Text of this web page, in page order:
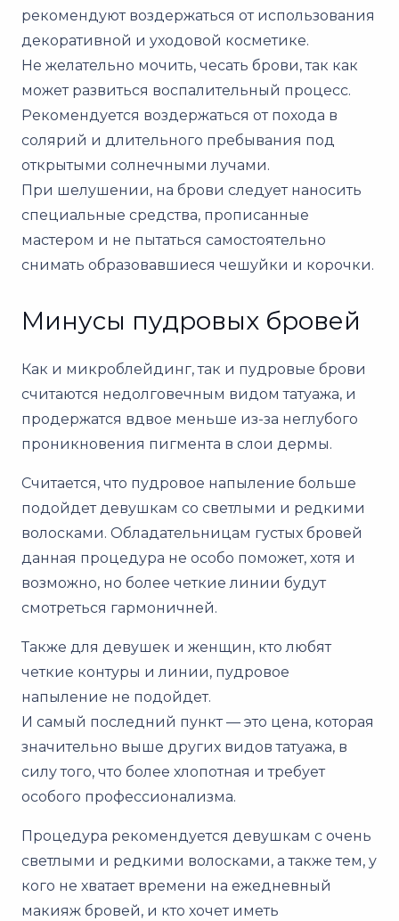
рекомендуют воздержаться от использования
декоративной и уходовой косметике.
Не желательно мочить, чесать брови, так как
может развиться воспалительный процесс.
Рекомендуется воздержаться от похода в
солярий и длительного пребывания под
открытыми солнечными лучами.
При шелушении, на брови следует наносить
специальные средства, прописанные
мастером и не пытаться самостоятельно
снимать образовавшиеся чешуйки и корочки.
Минусы пудровых бровей
Как и микроблейдинг, так и пудровые брови
считаются недолговечным видом татуажа, и
продержатся вдвое меньше из-за неглубого
проникновения пигмента в слои дермы.
Считается, что пудровое напыление больше
подойдет девушкам со светлыми и редкими
волосками. Обладательницам густых бровей
данная процедура не особо поможет, хотя и
возможно, но более четкие линии будут
смотреться гармоничней.
Также для девушек и женщин, кто любят
четкие контуры и линии, пудровое
напыление не подойдет.
И самый последний пункт — это цена, которая
значительно выше других видов татуажа, в
силу того, что более хлопотная и требует
особого профессионализма.
Процедура рекомендуется девушкам с очень
светлыми и редкими волосками, а также тем, у
кого не хватает времени на ежедневный
макияж бровей, и кто хочет иметь